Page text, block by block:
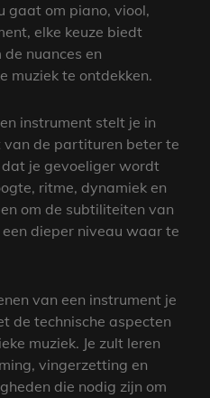
gaat om piano, viool,
elke keuze biedt
nuances en
muziek te ontdekken.
instrument stelt je in
de partituren beter te
dat je gevoeliger wordt
ritme, dynamiek en
om de subtiliteiten van
dieper niveau waar te
van een instrument je
de technische aspecten
muziek. Je zult leren
vingerzetting en
die nodig zijn om